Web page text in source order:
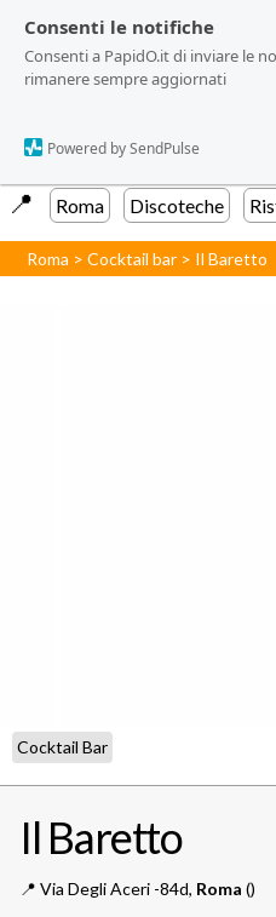
Consenti le notifiche
Consenti a PapidO.it di inviare le
rimanere sempre aggiornati
Powered by SendPulse
Consenti le notifiche
Consenti a PapidO.it di inviare le
rimanere sempre aggiornati
Powered by SendPulse
📍️ Roma Discoteche
Roma >Cocktail bar > Il Baretto
Cocktail Bar
Il Baretto
📍️ Via Degli Aceri -84d, Roma ()